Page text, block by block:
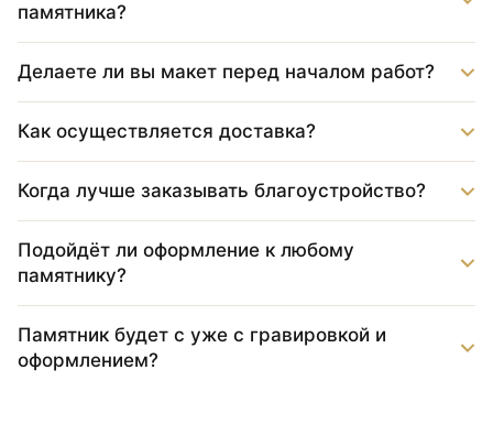
памятника?
Делаете ли вы макет перед началом работ?
Как осуществляется доставка?
Когда лучше заказывать благоустройство?
Подойдёт ли оформление к любому
памятнику?
Памятник будет с уже с гравировкой и
оформлением?